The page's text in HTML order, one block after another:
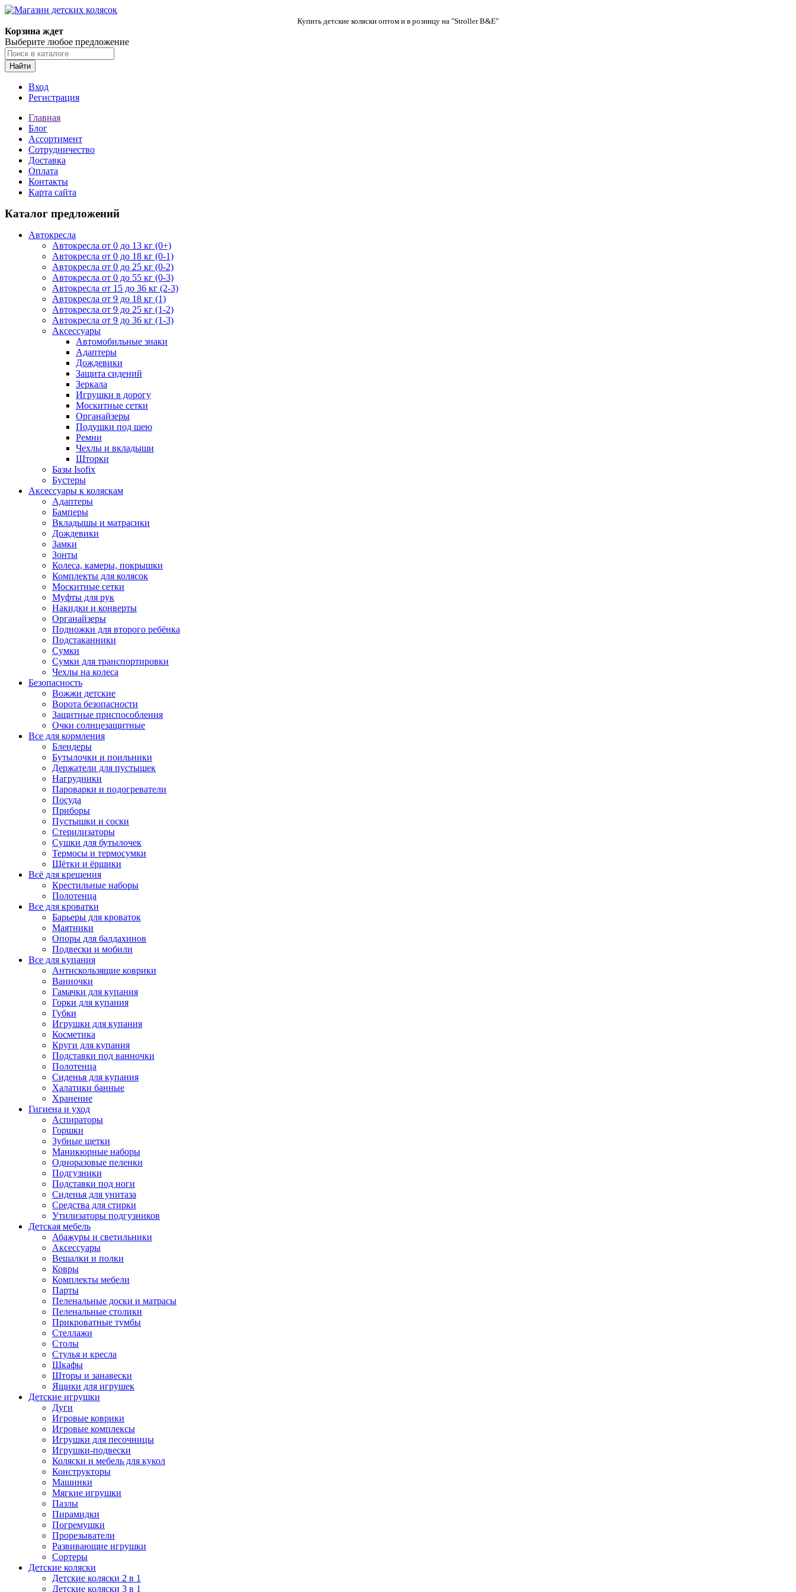
Купить детские коляски оптом и в розницу на "Stroller B&E"
Корзина ждет
Выберите любое предложение
Найти
Вход
Регистрация
Главная
Блог
Ассортимент
Сотрудничество
Доставка
Оплата
Контакты
Карта сайта
Каталог предложений
Автокресла
Автокресла от 0 до 13 кг (0+)
Автокресла от 0 до 18 кг (0-1)
Автокресла от 0 до 25 кг (0-2)
Автокресла от 0 до 55 кг (0-3)
Автокресла от 15 до 36 кг (2-3)
Автокресла от 9 до 18 кг (1)
Автокресла от 9 до 25 кг (1-2)
Автокресла от 9 до 36 кг (1-3)
Аксессуары
Автомобильные знаки
Адаптеры
Дождевики
Защита сидений
Зеркала
Игрушки в дорогу
Москитные сетки
Органайзеры
Подушки под шею
Ремни
Чехлы и вкладыши
Шторки
Базы Isofix
Бустеры
Аксессуары к коляскам
Адаптеры
Бамперы
Вкладышы и матрасики
Дождевики
Замки
Зонты
Колеса, камеры, покрышки
Комплекты для колясок
Москитные сетки
Муфты для рук
Накидки и конверты
Органайзеры
Подножки для второго ребёнка
Подстаканники
Сумки
Сумки для транспортировки
Чехлы на колеса
Безопасность
Вожжи детские
Ворота безопасности
Защитные приспособления
Очки солнцезащитные
Все для кормления
Блендеры
Бутылочки и поильники
Держатели для пустышек
Нагрудники
Пароварки и подогреватели
Посуда
Приборы
Пустышки и соски
Стерилизаторы
Сушки для бутылочек
Термосы и термосумки
Щётки и ёршики
Всё для крещения
Крестильные наборы
Полотенца
Все для кроватки
Барьеры для кроваток
Маятники
Опоры для балдахинов
Подвески и мобили
Все для купания
Антискользящие коврики
Ванночки
Гамачки для купания
Горки для купания
Губки
Игрушки для купания
Косметика
Круги для купания
Подставки под ванночки
Полотенца
Сиденья для купания
Халатики банные
Хранение
Гигиена и уход
Аспираторы
Горшки
Зубные щетки
Маникюрные наборы
Одноразовые пеленки
Подгузники
Подставки под ноги
Сиденья для унитаза
Средства для стирки
Утилизаторы подгузников
Детская мебель
Абажуры и светильники
Аксессуары
Вешалки и полки
Ковры
Комплекты мебели
Парты
Пеленальные доски и матрасы
Пеленальные столики
Прикроватные тумбы
Стеллажи
Столы
Стулья и кресла
Шкафы
Шторы и занавески
Ящики для игрушек
Детские игрушки
Дуги
Игровые коврики
Игровые комплексы
Игрушки для песочницы
Игрушки-подвески
Коляски и мебель для кукол
Конструкторы
Машинки
Мягкие игрушки
Пазлы
Пирамидки
Погремушки
Прорезыватели
Развивающие игрушки
Сортеры
Детские коляски
Детские коляски 2 в 1
Детские коляски 3 в 1